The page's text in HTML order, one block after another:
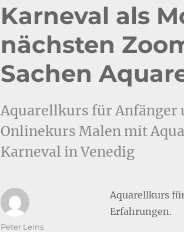
Karneval als
nächsten
Sachen
Aquarellkurs für Anfänger
Onlinekurs Malen mit
Karneval in Venedig
Aquarellkurs
Erfahrungen.
Autor
Peter Leins